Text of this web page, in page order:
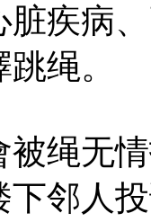
脏疾病
绳。
被绳无
下邻人